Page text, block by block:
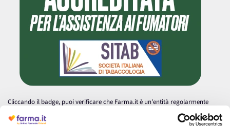
Cliccando il badge, puoi verificare che Farma.it è un'entità regolarmente
autorizzata dal Ministero della Salute a effettuare la vendita online di
medicinali.